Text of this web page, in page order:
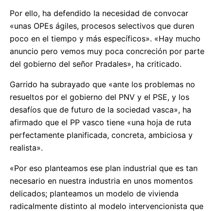
Por ello, ha defendido la necesidad de convocar
«unas OPEs ágiles, procesos selectivos que duren
poco en el tiempo y más específicos». «Hay mucho
anuncio pero vemos muy poca concreción por parte
del gobierno del señor Pradales», ha criticado.
Garrido ha subrayado que «ante los problemas no
resueltos por el gobierno del PNV y el PSE, y los
desafíos que de futuro de la sociedad vasca», ha
afirmado que el PP vasco tiene «una hoja de ruta
perfectamente planificada, concreta, ambiciosa y
realista».
«Por eso planteamos ese plan industrial que es tan
necesario en nuestra industria en unos momentos
delicados; planteamos un modelo de vivienda
radicalmente distinto al modelo intervencionista que